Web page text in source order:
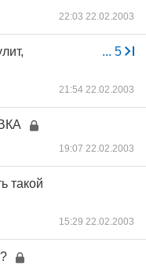
22:03 22.02.2003
... 5
21:54 22.02.2003
19:07 22.02.2003
такой
15:29 22.02.2003